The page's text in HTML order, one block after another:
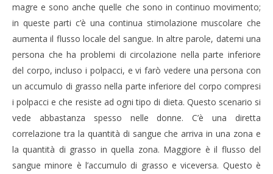
magre e sono anche quelle che sono in continuo movimento;
in queste parti c’è una continua stimolazione muscolare che
aumenta il flusso locale del sangue. In altre parole, datemi una
persona che ha problemi di circolazione nella parte inferiore
del corpo, incluso i polpacci, e vi farò vedere una persona con
un accumulo di grasso nella parte inferiore del corpo compresi
i polpacci e che resiste ad ogni tipo di dieta. Questo scenario si
vede abbastanza spesso nelle donne. C’è una diretta
correlazione tra la quantità di sangue che arriva in una zona e
la quantità di grasso in quella zona. Maggiore è il flusso del
sangue minore è l’accumulo di grasso e viceversa. Questo è